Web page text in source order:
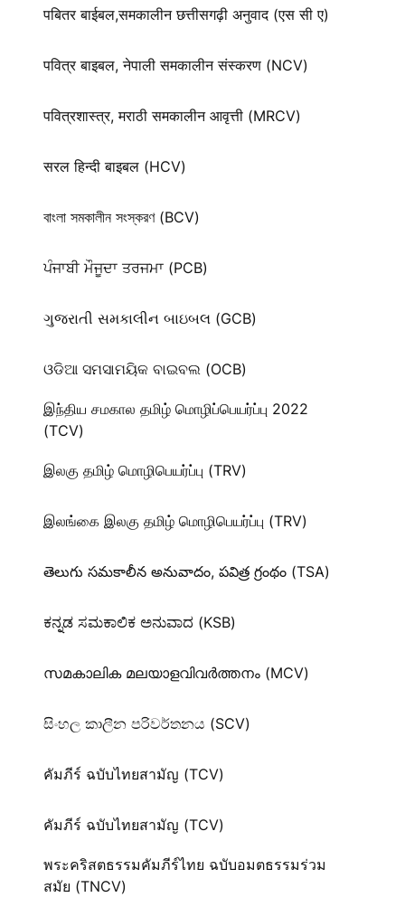
पबितर बाईबल,समकालीन छत्तीसगढ़ी अनुवाद (एस सी ए)
पवित्र बाइबल, नेपाली समकालीन संस्करण (NCV)
पवित्रशास्त्र, मराठी समकालीन आवृत्ती (MRCV)
सरल हिन्दी बाइबल (HCV)
বাংলা সমকালীন সংস্করণ (BCV)
ਪੰਜਾਬੀ ਮੌਜੂਦਾ ਤਰਜਮਾ (PCB)
ગુજરાતી સમકાલીન બાઇબલ (GCB)
ଓଡିଆ ସମସାମୟିକ ବାଇବଲ (OCB)
இந்திய சமகால தமிழ் மொழிப்பெயர்ப்பு 2022
(TCV)
இலகு தமிழ் மொழிபெயர்ப்பு (TRV)
இலங்கை இலகு தமிழ் மொழிபெயர்ப்பு (TRV)
తెలుగు సమకాలీన అనువాదం, పవిత్ర గ్రంథం (TSA)
ಕನ್ನಡ ಸಮಕಾಲಿಕ ಅನುವಾದ (KSB)
സമകാലിക മലയാളവിവർത്തനം (MCV)
සිංහල කාලීන පරිවර්තනය (SCV)
คัมภีร์ ฉบับไทยสามัญ (TCV)
คัมภีร์ ฉบับไทยสามัญ (TCV)
พระคริสตธรรมคัมภีร์ไทย ฉบับอมตธรรมร่วม
สมัย (TNCV)